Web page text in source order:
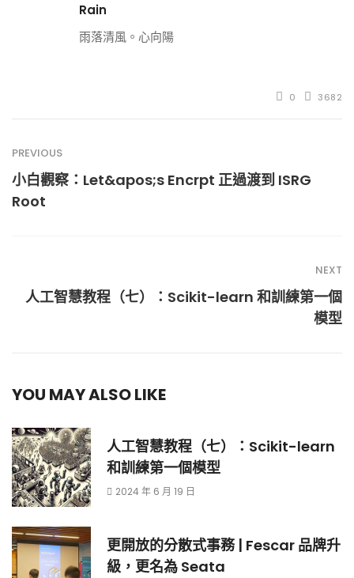
Rain
雨落清風。心向陽
0 3682
PREVIOUS
小白觀察：Let&apos;s Encrpt 正過渡到 ISRG
Root
NEXT
人工智慧教程（七）：Scikit-learn 和訓練第一個
模型
YOU MAY ALSO LIKE
人工智慧教程（七）：Scikit-learn
和訓練第一個模型
2024 年 6 月 19 日
更開放的分散式事務 | Fescar 品牌升
級，更名為 Seata